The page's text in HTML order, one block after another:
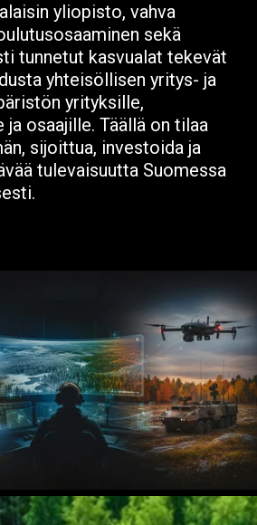
yliopisto, vahva
sekä
tunnetut kasvualat tekevät
yhteisöllisen yritys- ja
yrityksille,
ja osaajille. Täällä on tilaa
sijoittua, investoida ja
tulevaisuutta Suomessa